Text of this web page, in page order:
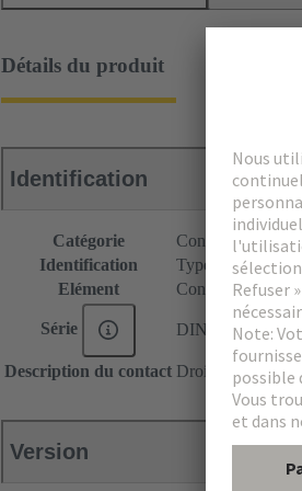
Détails du produit
Identification
Catégorie
Connecteurs
Identification
Type C
Elément
Connecteur
Série DIN 41612
Description du contact Droit
Version